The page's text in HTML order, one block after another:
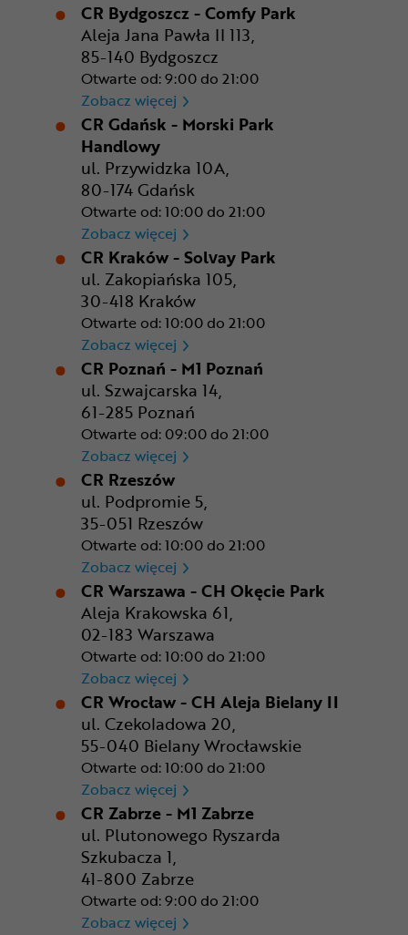
CR Bydgoszcz - Comfy Park
Aleja Jana Pawła II 113,
85-140 Bydgoszcz
Otwarte od: 9:00 do 21:00
Zobacz więcej CR Bydgoszcz - Comfy Park
CR Gdańsk - Morski Park
Handlowy
ul. Przywidzka 10A,
80-174 Gdańsk
Otwarte od: 10:00 do 21:00
Zobacz więcej CR Gdańsk - Morski Park
CR Kraków - Solvay Park
ul. Zakopiańska 105,
30-418 Kraków
Otwarte od: 10:00 do 21:00
Zobacz więcej CR Kraków - Solvay Park
CR Poznań - M1 Poznań
ul. Szwajcarska 14,
61-285 Poznań
Otwarte od: 09:00 do 21:00
Zobacz więcej CR Poznań - M1 Poznań
CR Rzeszów
ul. Podpromie 5,
35-051 Rzeszów
Otwarte od: 10:00 do 21:00
Zobacz więcej CR Rzeszów
CR Warszawa - CH Okęcie Park
Aleja Krakowska 61,
02-183 Warszawa
Otwarte od: 10:00 do 21:00
Zobacz więcej CR Warszawa - CH Okęcie
CR Wrocław - CH Aleja Bielany II
ul. Czekoladowa 20,
55-040 Bielany Wrocławskie
Otwarte od: 10:00 do 21:00
Zobacz więcej CR Wrocław - CH Aleja
CR Zabrze - M1 Zabrze
ul. Plutonowego Ryszarda
Szkubacza 1,
41-800 Zabrze
Otwarte od: 9:00 do 21:00
Zobacz więcej CR Zabrze - M1 Zabrze